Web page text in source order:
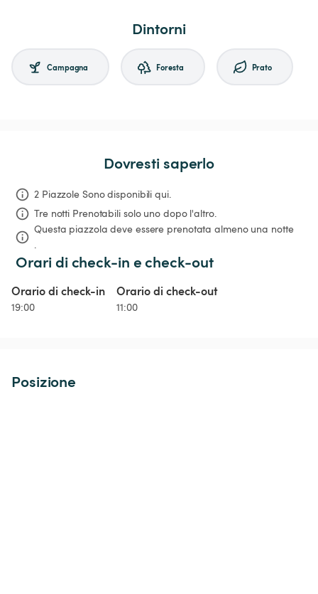
Dintorni
Campagna Foresta Prato
Dovresti saperlo
2 Piazzole Sono disponibili qui.
Tre notti Prenotabili solo uno dopo l'altro.
Questa piazzola deve essere prenotata almeno una notte
.
Orari di check-in e check-out
Orario di check-in
19:00
Orario di check-out
11:00
Posizione